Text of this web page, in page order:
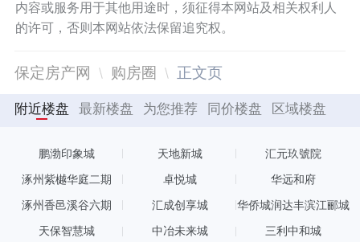
内容或服务用于其他用途时，须征得本网站及相关权利人
的许可，否则本网站依法保留追究权。
保定房产网 购房圈 正文页
附近楼盘 最新楼盘 为您推荐 同价楼盘 区域楼盘
鹏渤印象城 天地新城 汇元玖號院
涿州紫樾华庭二期 卓悦城 华远和府
涿州香邑溪谷六期 汇成创享城 华侨城润达丰滨江郦城
天保智慧城 中冶未来城 三利中和城